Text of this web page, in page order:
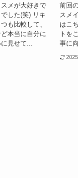
メが大好きで
した(笑) リキ
も比較して、
本当に自分に
見せて...
前回
スメ
はこ
トを
事に